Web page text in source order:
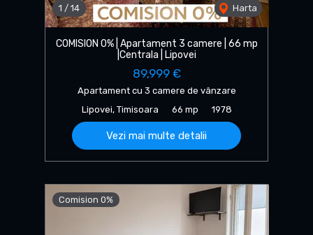
1 / 14 Harta
COMISION 0% | Apartament 3 camere | 66 mp
|Centrala | Lipovei
89,999 €
Apartament cu 3 camere de vânzare
Lipovei, Timisoara
66 mp 1978
Vezi mai multe detalii
Comision 0%